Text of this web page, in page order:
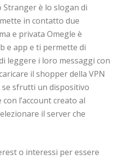
Stranger è lo slogan di
in contatto due
e privata Omegle è
e app e ti permette di
leggere i loro messaggi con
il shopper della VPN
se sfrutti un dispositivo
l’account creato al
il server che
o interessi per essere